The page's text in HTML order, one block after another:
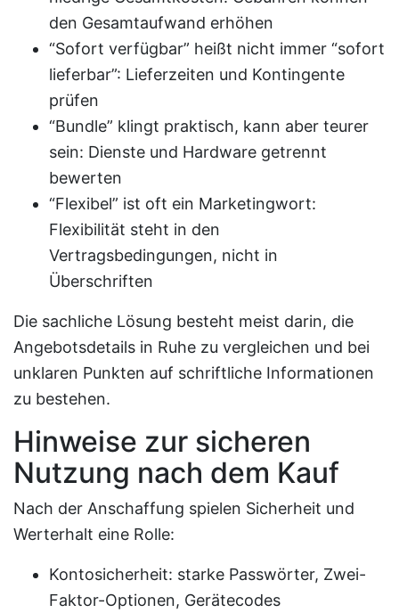
den Gesamtaufwand erhöhen
“Sofort verfügbar” heißt nicht immer “sofort
lieferbar”: Lieferzeiten und Kontingente
prüfen
“Bundle” klingt praktisch, kann aber teurer
sein: Dienste und Hardware getrennt
bewerten
“Flexibel” ist oft ein Marketingwort:
Flexibilität steht in den
Vertragsbedingungen, nicht in
Überschriften
Die sachliche Lösung besteht meist darin, die
Angebotsdetails in Ruhe zu vergleichen und bei
unklaren Punkten auf schriftliche Informationen
zu bestehen.
Hinweise zur sicheren
Nutzung nach dem Kauf
Nach der Anschaffung spielen Sicherheit und
Werterhalt eine Rolle:
Kontosicherheit: starke Passwörter, Zwei-
Faktor-Optionen, Gerätecodes